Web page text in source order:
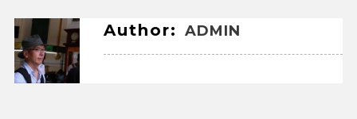
ビ
ゲ
ー
Author: ADMIN